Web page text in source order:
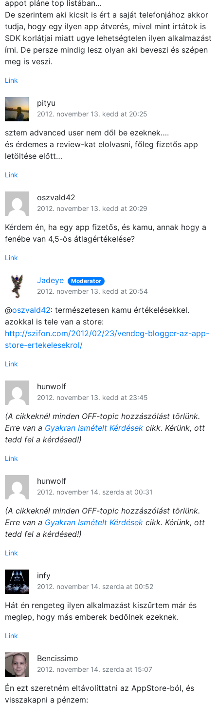
appot pláne top listában…
De szerintem aki kicsit is ért a saját telefonjához akkor
tudja, hogy egy ilyen app átverés, mivel mint irtátok is
SDK korlátjai miatt ugye lehetségtelen ilyen alkalmazást
írni. De persze mindig lesz olyan aki beveszi és szépen
meg is veszi.
Link
pityu
2012. november 13. kedd at 20:25
sztem advanced user nem dől be ezeknek….
és érdemes a review-kat elolvasni, főleg fizetős app
letöltése előtt…
Link
oszvald42
2012. november 13. kedd at 20:29
Kérdem én, ha egy app fizetős, és kamu, annak hogy a
fenébe van 4,5-ös átlagértékelése?
Link
Jadeye Moderator
2012. november 13. kedd at 20:54
@oszvald42: természetesen kamu értékelésekkel.
azokkal is tele van a store:
http://szifon.com/2012/02/23/vendeg-blogger-az-app-
store-ertekelesekrol/
Link
hunwolf
2012. november 13. kedd at 23:45
(A cikkeknél minden OFF-topic hozzászólást törlünk.
Erre van a Gyakran Ismételt Kérdések cikk. Kérünk, ott
tedd fel a kérdésed!)
Link
hunwolf
2012. november 14. szerda at 00:31
(A cikkeknél minden OFF-topic hozzászólást törlünk.
Erre van a Gyakran Ismételt Kérdések cikk. Kérünk, ott
tedd fel a kérdésed!)
Link
infy
2012. november 14. szerda at 00:52
Hát én rengeteg ilyen alkalmazást kiszűrtem már és
meglep, hogy más emberek bedőlnek ezeknek.
Link
Bencissimo
2012. november 14. szerda at 15:07
Én ezt szeretném eltávolíttatni az AppStore-ból, és
visszakapni a pénzem: